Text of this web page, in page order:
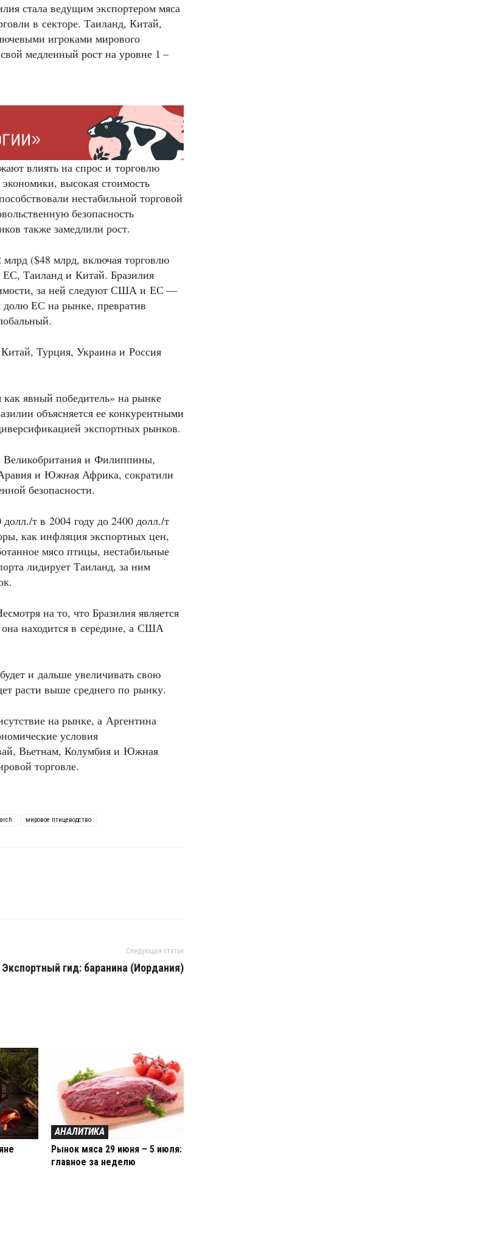
стала ведущим экспортером мяса
в секторе. Таиланд, Китай,
игроками мирового
медленный рост на уровне 1 –
влиять на спрос и торговлю
высокая стоимость
нестабильной торговой
безопасность
также замедлили рост.
($48 млрд, включая торговлю
Таиланд и Китай. Бразилия
за ней следуют США и ЕС —
ЕС на рынке, превратив
Турция, Украина и Россия
как явный победитель» на рынке
объясняется ее конкурентными
экспортных рынков.
Великобритания и Филиппины,
и Южная Африка, сократили
безопасности.
т в 2004 году до 2400 долл./т
как инфляция экспортных цен,
мясо птицы, нестабильные
лидирует Таиланд, за ним
на то, что Бразилия является
находится в середине, а США
и дальше увеличивать свою
расти выше среднего по рынку.
на рынке, а Аргентина
условия
Вьетнам, Колумбия и Южная
торговле.
мировое птицеводство
Следующая статья
Экспортный гид: баранина (Иордания)
АНАЛИТИКА
Рынок мяса 29 июня – 5 июля:
главное за неделю